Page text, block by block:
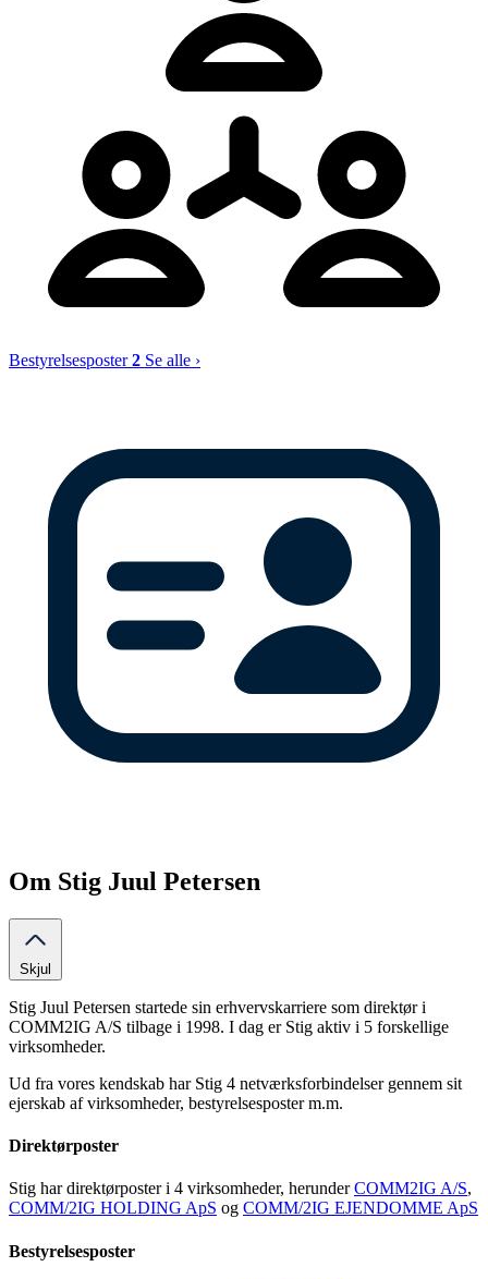
Bestyrelsesposter2 Se alle ›
Om Stig Juul Petersen
Skjul
Stig Juul Petersen startede sin erhvervskarriere som direktør i
COMM2IG A/S tilbage i 1998. I dag er Stig aktiv i 5 forskellige
virksomheder.
Ud fra vores kendskab har Stig 4 netværksforbindelser gennem sit
ejerskab af virksomheder, bestyrelsesposter m.m.
Direktørposter
Stig har direktørposter i 4 virksomheder, herunderCOMM2IG A/S,
COMM/2IG HOLDING ApS og COMM/2IG EJENDOMME ApS
Bestyrelsesposter